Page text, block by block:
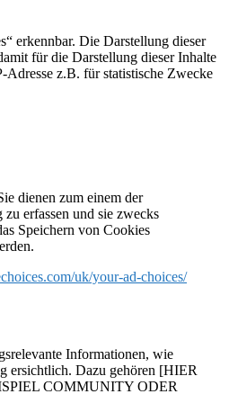
erkennbar. Die Darstellung dieser
für die Darstellung dieser Inhalte
z.B. für statistische Zwecke
dienen zum einem der
erfassen und sie zwecks
Speichern von Cookies
uk/your-ad-choices/
Informationen, wie
ersichtlich. Dazu gehören [HIER
COMMUNITY ODER